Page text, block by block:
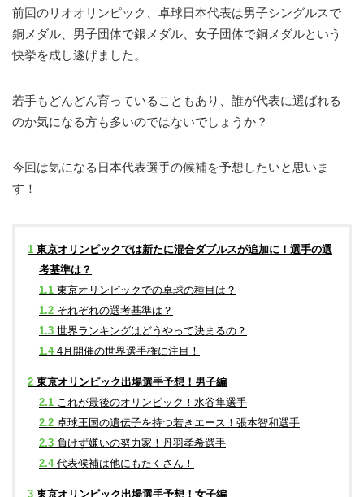
前回のリオオリンピック、卓球日本代表は男子シングルスで
銅メダル、男子団体で銀メダル、女子団体で銅メダルという
快挙を成し遂げました。
若手もどんどん育っていることもあり、誰が代表に選ばれる
のか気になる方も多いのではないでしょうか？
今回は気になる日本代表選手の候補を予想したいと思いま
す！
1 東京オリンピックでは新たに混合ダブルスが追加に！選手の選
考基準は？
1.1 東京オリンピックでの卓球の種目は？
1.2 それぞれの選考基準は？
1.3 世界ランキングはどうやって決まるの？
1.44月開催の世界選手権に注目！
2 東京オリンピック出場選手予想！男子編
2.1 これが最後のオリンピック！水谷隼選手
2.2 卓球王国の遺伝子を持つ若きエース！張本智和選手
2.3 負けず嫌いの努力家！丹羽孝希選手
2.4代表候補は他にもたくさん！
3 東京オリンピック出場選手予想！女子編